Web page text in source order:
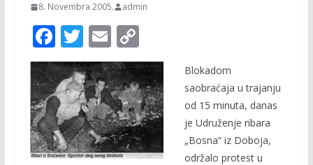
8. Novembra 2005. admin
F
ac
e
b
o
o
T
w
itt
er
E
m
ai
l
C
o
p
y
Li
n
Blokadom
saobraćaja u trajanju
od 15 minuta, danas
je Udruženje ribara
„Bosna“ iz Doboja,
održalo protest u